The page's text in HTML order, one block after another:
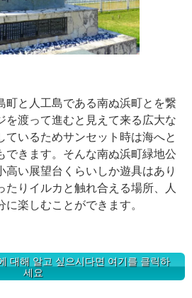
町と人工島である南ぬ浜町とを繋
を渡って進むと見えて来る広大な
ているためサンセット時は海へと
できます。そんな南ぬ浜町緑地公
高い展望台くらいしか遊具はあり
たりイルカと触れ合える場所、人
楽しむことができます。
대해 알고 싶으시다면 여기를 클릭하
세요